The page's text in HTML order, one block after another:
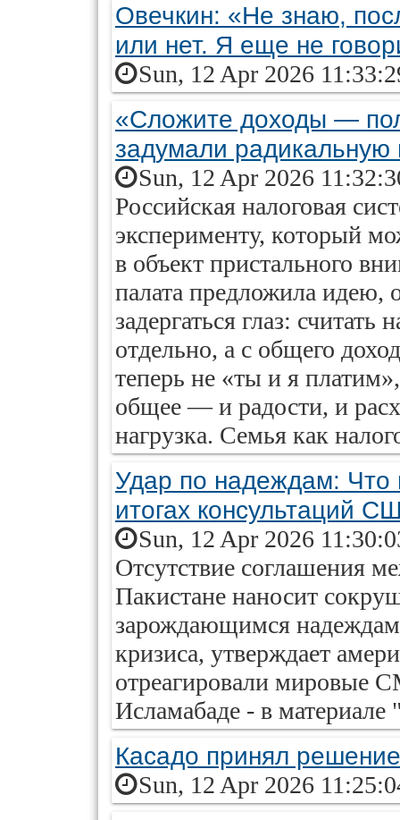
Овечкин: «Не знаю,
или нет. Я еще не
Sun, 12 Apr 2026
«Сложите доходы —
задумали
Sun, 12 Apr 2026
Российская налоговая
эксперименту, который
в объект пристального
палата предложила идею,
задергаться глаз: считать
отдельно, а с общего
теперь не «ты и я
общее — и радости, и
нагрузка. Семья как
Удар по надеждам:
итогах консультаций
Sun, 12 Apr 2026
Отсутствие соглашения
Пакистане наносит
зарождающимся
кризиса, утверждает
отреагировали мировые
Исламабаде - в материале
Касадо принял
Sun, 12 Apr 2026